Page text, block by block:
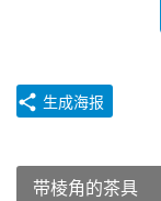
生成海报
带棱角的茶具